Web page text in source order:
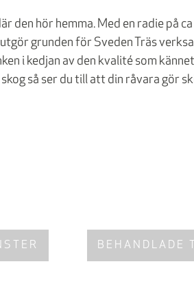
den hör hemma. Med en radie på
grunden för Sveden Träs
i kedjan av den kvalité som
så ser du till att din råvara gör
BEHANDLADE